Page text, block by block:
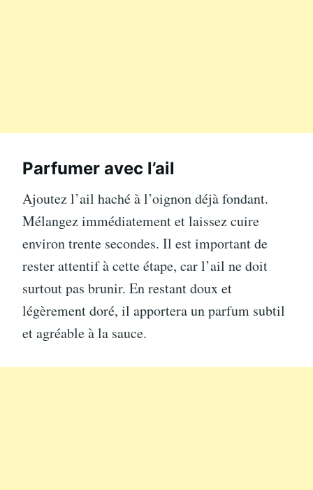
Parfumer avec l’ail
Ajoutez l’ail haché à l’oignon déjà fondant.
Mélangez immédiatement et laissez cuire
environ trente secondes. Il est important de
rester attentif à cette étape, car l’ail ne doit
surtout pas brunir. En restant doux et
légèrement doré, il apportera un parfum subtil
et agréable à la sauce.